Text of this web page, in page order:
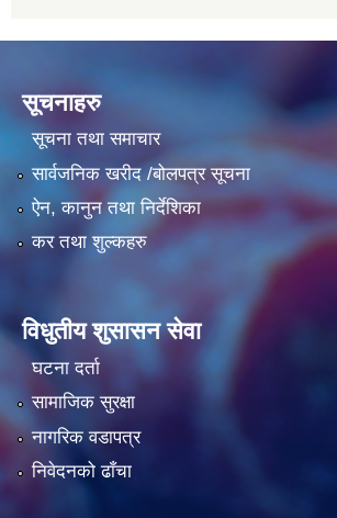
सूचनाहरु
सूचना तथा समाचार
सार्वजनिक खरीद /बोलपत्र सूचना
ऐन, कानुन तथा निर्देशिका
कर तथा शुल्कहरु
विधुतीय शुसासन सेवा
घटना दर्ता
सामाजिक सुरक्षा
नागरिक वडापत्र
निवेदनको ढाँचा